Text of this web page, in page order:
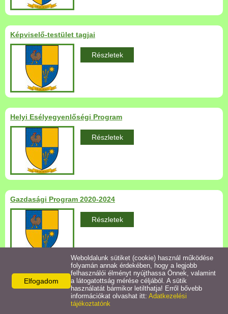
Hivatal
Választási információk
Versenyképes Járások
Program
Települési Arculati
Kézikönyv
Hírek
Bezerédj Amália Óvoda
Önkormányzati konyha
Egyéb intézmények
Egyéb szolgáltatások
Egészségügyi ellátás
Uraiújfalu Sportegyesület
Képviselő-testület tagjai
Részletek
Helyi Esélyegyenlőségi Program
Részletek
Gazdasági Program 2020-2024
Részletek
Elérhetőségek
Uraiújfalu Községi Önkormányzat
Elfogadom
Weboldalunk sütiket (cookie) használ működése
folyamán annak érdekében, hogy a legjobb
felhasználói élményt nyújthassa Önnek, valamint
a látogatottság mérése céljából. A sütik
használatát bármikor letilthatja! Erről bővebb
információkat olvashat itt: Adatkezelési
tájékoztatónk